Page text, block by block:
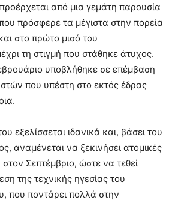
από μια γεμάτη παρουσία
πρόσφερε τα μέγιστα στην πορεία
στο πρώτο μισό του
τη στιγμή που στάθηκε άτυχος.
υποβλήθηκε σε επέμβαση
που υπέστη στο εκτός έδρας
εξελίσσεται ιδανικά και, βάσει του
αναμένεται να ξεκινήσει ατομικές
Σεπτέμβριο, ώστε να τεθεί
της τεχνικής ηγεσίας του
που ποντάρει πολλά στην